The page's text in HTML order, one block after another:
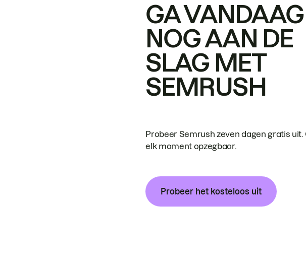
GA VANDAAG
NOG AAN DE
SLAG MET
SEMRUSH
Probeer Semrush zeven dagen gratis uit.
elk moment opzegbaar.
Probeer het kosteloos uit